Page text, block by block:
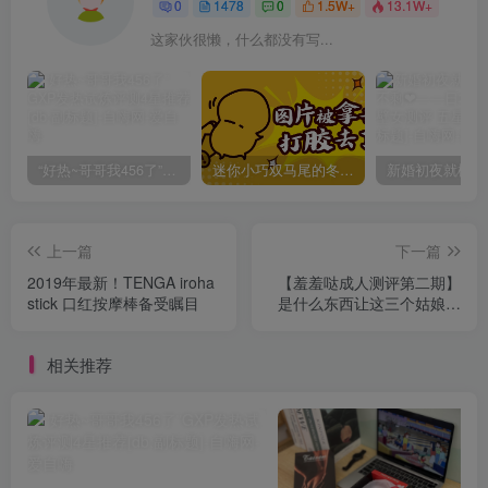
0 1478 0 1.5W+ 13.1W+
这家伙很懒，什么都没有写...
“好热~哥哥我456了”GXP发热试炼评测4星推荐[db:副标题] 迷你小巧双马尾的冬爱琴音写真分享，虎牙妹妹YYDS!
上一篇
2019年最新！TENGA iroha
stick 口红按摩棒备受瞩目
下一篇
【羞羞哒成人测评第二期】
是什么东西让这三个姑娘欲
相关推荐